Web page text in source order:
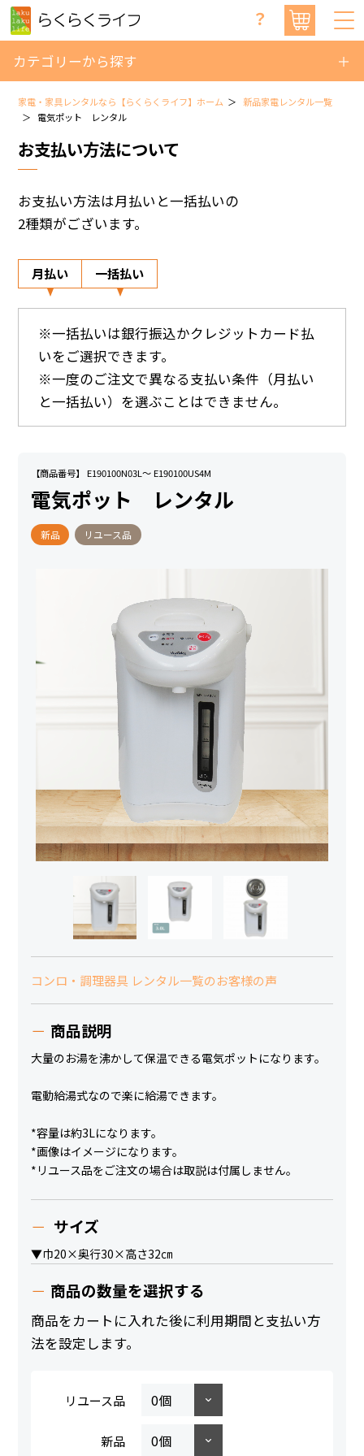
？
カテゴリーから探す
家電・家具レンタルなら【らくらくライフ】ホーム
新品家電レンタル一覧
電気ポット レンタル
お支払い方法について
お支払い方法は月払いと一括払いの
2種類がございます。
月払い 一括払い
※一括払いは銀行振込かクレジットカード払
いをご選択できます。
※一度のご注文で異なる支払い条件（月払い
と一括払い）を選ぶことはできません。
【商品番号】 E190100N03L～ E190100US4M
電気ポット レンタル
新品 リユース品
コンロ・調理器具 レンタル一覧のお客様の声
商品説明
大量のお湯を沸かして保温できる電気ポットになります。
電動給湯式なので楽に給湯できます。
*容量は約3Lになります。
*画像はイメージになります。
*リユース品をご注文の場合は取説は付属しません。
サイズ
▼巾20×奥行30×高さ32㎝
商品の数量を選択する
商品をカートに入れた後に利用期間と支払い方
法を設定します。
リユース品
新品